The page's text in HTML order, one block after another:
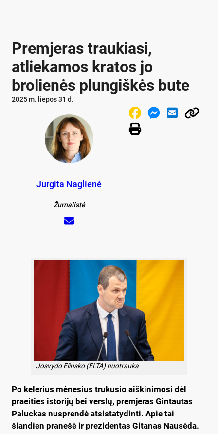
Premjeras traukiasi,
atliekamos kratos jo
brolienės plungiškės bute
2025 m. liepos 31 d.
Jurgita Naglienė
Žurnalistė
Josvydo Elinsko (ELTA) nuotrauka
Po kelerius mėnesius trukusio aiškinimosi dėl
praeities istorijų bei verslų, premjeras Gintautas
Paluckas nusprendė atsistatydinti. Apie tai
šiandien pranešė ir prezidentas Gitanas Nausėda.